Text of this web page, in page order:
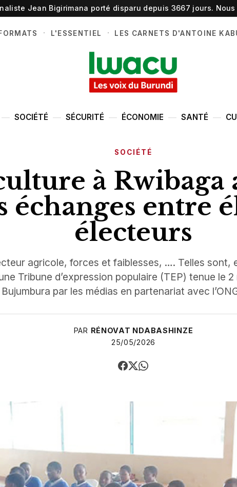
Jean Bigirimana porté disparu depuis 3667 jours.
· L'ESSENTIEL · LES CARNETS D'ANTOINE
SOCIÉTÉ SÉCURITÉ ÉCONOMIE SANTÉ
SOCIÉTÉ
à Rwibaga
échanges entre
électeurs
agricole, forces et faiblesses, …. Telles sont,
Tribune d’expression populaire (TEP) tenue le
par les médias en partenariat avec
PAR RÉNOVAT NDABASHINZE
25/05/2026